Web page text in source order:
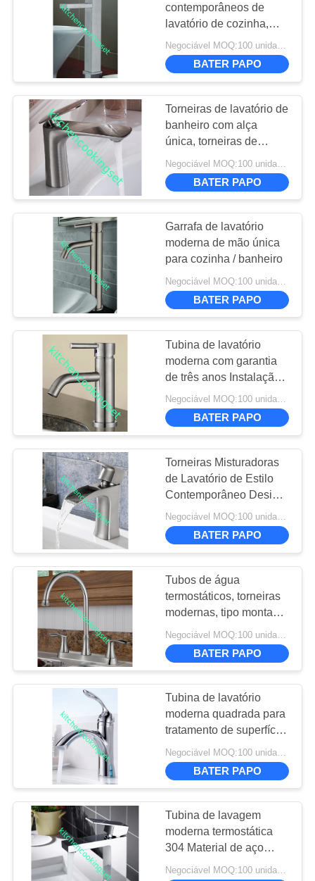
FÁBRICA
CONTROLE
DA
QUALIDADE
CONTACTE-
NOS
NOTÍCIA
CASOS
MAPA
POLÍTICA
DE
PRIVACIDADE
grupos de aço
inoxidável do
cookware
chaleira de chá de
aço inoxidável
lancheira de aço
inoxidável
10
caneca de aço
inoxidável
7
Bandeja de aço
inoxidável
12
bancas da cozinha
de aço inoxidável
33
contemporâneos de
lavatório de cozinha,
Tubos de banheiro
modernos de um só
punho
Negociável MOQ:100 unidades
BATER PAPO
Torneiras de lavatório de
banheiro com alça
única, torneiras de
banheiro modernas
montadas na plataforma
BATER PAPO
Garrafa de lavatório
moderna de mão única
para cozinha / banheiro
Negociável MOQ:100 unidades
BATER PAPO
Tubina de lavatório
moderna com garantia
de três anos Instalação
fácil
Negociável MOQ:100 unidades
BATER PAPO
Torneiras Misturadoras
de Lavatório de Estilo
Contemporâneo Design
de Luxo Para Cozinha /
Banheiro
Negociável MOQ:100 unidades
BATER PAPO
Tubos de água
termostáticos, torneiras
modernas, tipo montado
no convés.
BATER PAPO
Tubina de lavatório
moderna quadrada para
tratamento de superfície
escovada do banheiro
Negociável MOQ:100 unidades
BATER PAPO
Tubina de lavagem
moderna termostática
304 Material de aço
inoxidável em forma
Negociável MOQ:100 unidades